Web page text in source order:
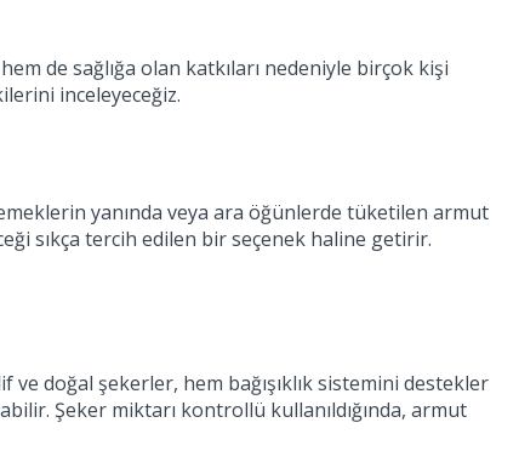
de sağlığa olan katkıları nedeniyle birçok kişi
inceleyeceğiz.
yanında veya ara öğünlerde tüketilen armut
sıkça tercih edilen bir seçenek haline getirir.
doğal şekerler, hem bağışıklık sistemini destekler
Şeker miktarı kontrollü kullanıldığında, armut